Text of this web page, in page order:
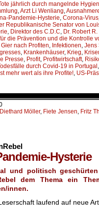
jährlich durch mangelnde
,Arzt Li Wenliang,
Pandemie-Hysterie, Corona-Virus
Republikanische Senator von
, Direktor des C.D.C, Dr. Robert
die Prävention und die Kontrolle
Gier nach Profiten, Infektionen, Jens
, Krankenhäuser, Krieg,
Presse, Profit, Profitwirtschaft,
durch Covid-19 in Portugal ,
mehr wert als ihre Profite!, US-
Diethard Möller, Fiete Jensen, Fritz
Hysterie
und politisch geschürten
dem Thema ein
innen.
laufend auf neue